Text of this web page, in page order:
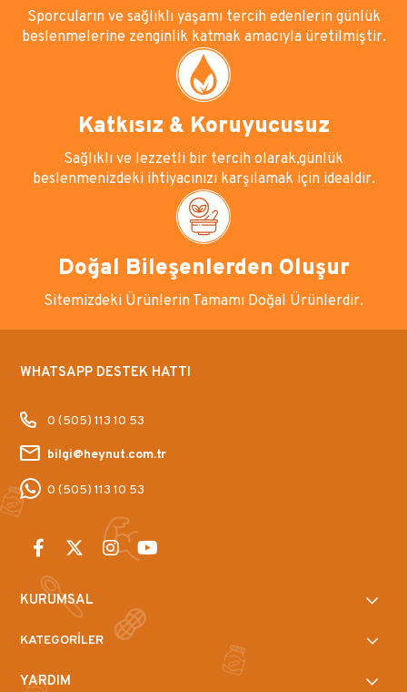
Sporcuların ve sağlıklı yaşamı tercih edenlerin günlük
beslenmelerine zenginlik katmak amacıyla üretilmiştir.
Katkısız & Koruyucusuz
Sağlıklı ve lezzetli bir tercih olarak,günlük
beslenmenizdeki ihtiyacınızı karşılamak için idealdir.
Doğal Bileşenlerden Oluşur
Sitemizdeki Ürünlerin Tamamı Doğal Ürünlerdir.
WHATSAPP DESTEK HATTI
0 (505) 113 10 53
bilgi@heynut.com.tr
0 (505) 113 10 53
KURUMSAL
KATEGORİLER
YARDIM